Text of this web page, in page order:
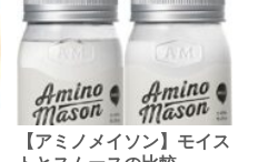
【アミノメイソン】モイス